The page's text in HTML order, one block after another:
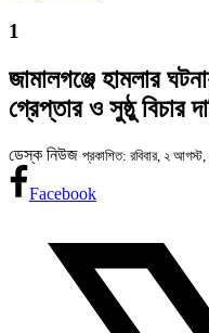
1
জামালগঞ্জে হামলার
গ্রেপ্তার ও সুষ্ঠু বিচার
ডেস্ক নিউজ প্রকাশিত: রবিবার, ২
Facebook